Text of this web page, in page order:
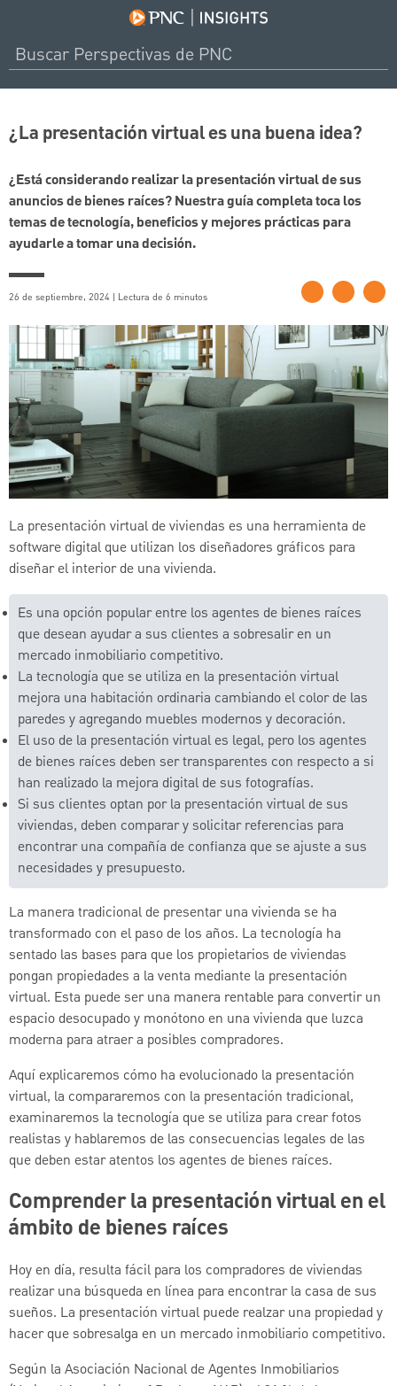
¿La presentación virtual es una buena idea?
¿Está considerando realizar la presentación virtual de sus
anuncios de bienes raíces? Nuestra guía completa toca los
temas de tecnología, beneficios y mejores prácticas para
ayudarle a tomar una decisión.
26 de septiembre, 2024 | Lectura de 6 minutos
La presentación virtual de viviendas es una herramienta de
software digital que utilizan los diseñadores gráficos para
diseñar el interior de una vivienda.
Es una opción popular entre los agentes de bienes raíces
que desean ayudar a sus clientes a sobresalir en un
mercado inmobiliario competitivo.
La tecnología que se utiliza en la presentación virtual
mejora una habitación ordinaria cambiando el color de las
paredes y agregando muebles modernos y decoración.
El uso de la presentación virtual es legal, pero los agentes
de bienes raíces deben ser transparentes con respecto a si
han realizado la mejora digital de sus fotografías.
Si sus clientes optan por la presentación virtual de sus
viviendas, deben comparar y solicitar referencias para
encontrar una compañía de confianza que se ajuste a sus
necesidades y presupuesto.
La manera tradicional de presentar una vivienda se ha
transformado con el paso de los años. La tecnología ha
sentado las bases para que los propietarios de viviendas
pongan propiedades a la venta mediante la presentación
virtual. Esta puede ser una manera rentable para convertir un
espacio desocupado y monótono en una vivienda que luzca
moderna para atraer a posibles compradores.
Aquí explicaremos cómo ha evolucionado la presentación
virtual, la compararemos con la presentación tradicional,
examinaremos la tecnología que se utiliza para crear fotos
realistas y hablaremos de las consecuencias legales de las
que deben estar atentos los agentes de bienes raíces.
Comprender la presentación virtual en el
ámbito de bienes raíces
Hoy en día, resulta fácil para los compradores de viviendas
realizar una búsqueda en línea para encontrar la casa de sus
sueños. La presentación virtual puede realzar una propiedad y
hacer que sobresalga en un mercado inmobiliario competitivo.
Según la Asociación Nacional de Agentes Inmobiliarios